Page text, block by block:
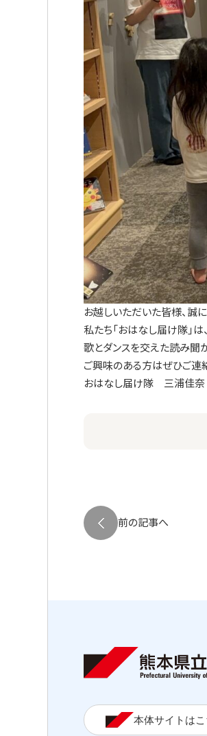
お越しいただいた皆様、誠
私たち「おはなし届け隊」
歌とダンスを交えた読み聞
ご興味のある方はぜひご連
おはなし届け隊 三浦佳奈
ページ送り
前の記事へ
本体サイトはこ